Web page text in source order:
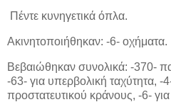
Πέντε κυνηγετικά όπλα.
Ακινητοποιήθηκαν: -6- οχήματα.
Βεβαιώθηκαν συνολικά: -370-
-63- για υπερβολική ταχύτητα, -
προστατευτικού κράνους, -6-